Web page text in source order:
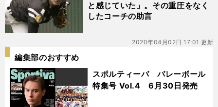
と感じていた」。その重圧をなく
したコーチの助言
2020年04月02日 17:01 更新
編集部のおすすめ
スポルティーバ バレーボール
特集号 Vol.4 6月30日発売